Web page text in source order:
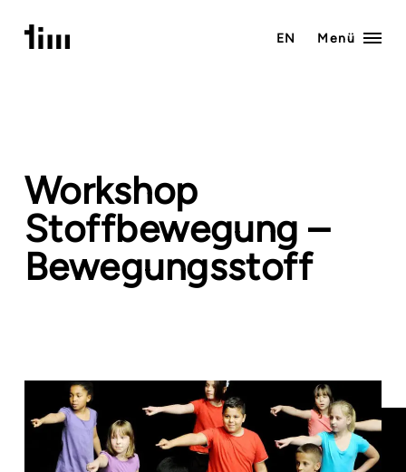
Inhalt
springen
EN Menü
Workshop
Stoffbewegung –
Bewegungsstoff